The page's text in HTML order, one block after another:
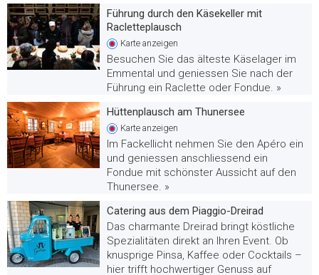
Führung durch den Käsekeller mit
Racletteplausch
Karte anzeigen
Besuchen Sie das älteste Käselager im
Emmental und geniessen Sie nach der
Führung ein Raclette oder Fondue. »
Hüttenplausch am Thunersee
Karte anzeigen
Im Fackellicht nehmen Sie den Apéro ein
und geniessen anschliessend ein
Fondue mit schönster Aussicht auf den
Thunersee. »
Catering aus dem Piaggio-Dreirad
Das charmante Dreirad bringt köstliche
Spezialitäten direkt an Ihren Event. Ob
knusprige Pinsa, Kaffee oder Cocktails –
hier trifft hochwertiger Genuss auf